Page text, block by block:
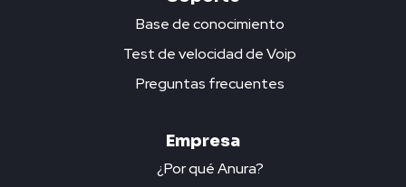
Base de conocimiento
Test de velocidad de Voip
Preguntas frecuentes
Empresa
¿Por qué Anura?